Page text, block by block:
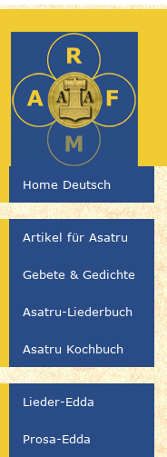
Home Deutsch
Artikel für Asatru
Gebete & Gedichte
Asatru-Liederbuch
Asatru Kochbuch
Lieder-Edda
Prosa-Edda